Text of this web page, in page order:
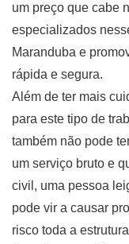
um preço que cabe
especializados
Maranduba e
rápida e segura.
Além de ter mais
para este tipo de
também não pode
um serviço bruto e
civil, uma pessoa
pode vir a causar
risco toda a